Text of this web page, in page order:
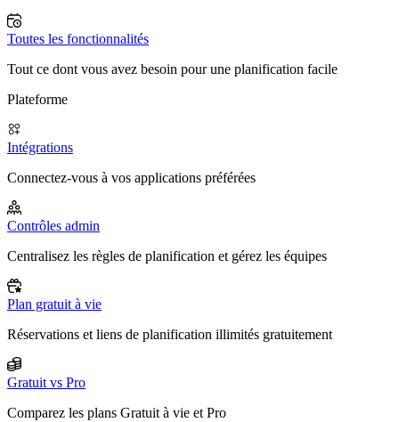
Toutes les fonctionnalités
Tout ce dont vous avez besoin pour une planification facile
Plateforme
Intégrations
Connectez-vous à vos applications préférées
Contrôles admin
Centralisez les règles de planification et gérez les équipes
Plan gratuit à vie
Réservations et liens de planification illimités gratuitement
Gratuit vs Pro
Comparez les plans Gratuit à vie et Pro